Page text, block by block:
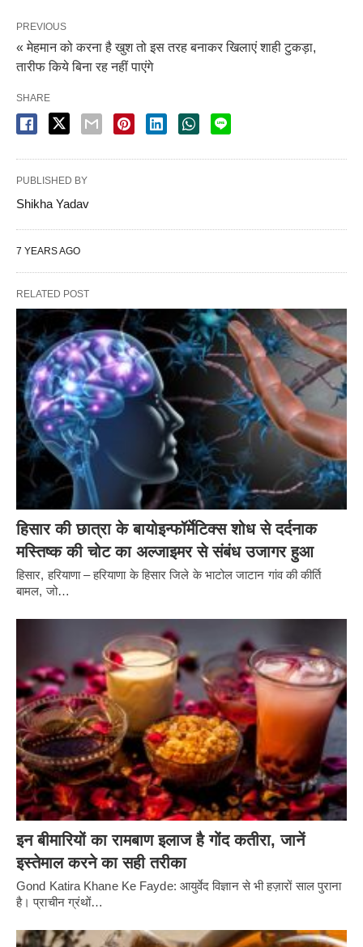
PREVIOUS
« मेहमान को करना है खुश तो इस तरह बनाकर खिलाएं शाही टुकड़ा,
तारीफ किये बिना रह नहीं पाएंगे
SHARE
PUBLISHED BY
Shikha Yadav
7 YEARS AGO
RELATED POST
हिसार की छात्रा के बायोइन्फॉर्मेटिक्स शोध से दर्दनाक
मस्तिष्क की चोट का अल्जाइमर से संबंध उजागर हुआ
हिसार, हरियाणा – हरियाणा के हिसार जिले के भाटोल जाटान गांव की कीर्ति
बामल, जो…
इन बीमारियों का रामबाण इलाज है गोंद कतीरा, जानें
इस्तेमाल करने का सही तरीका
Gond Katira Khane Ke Fayde: आयुर्वेद विज्ञान से भी हज़ारों साल पुराना
है। प्राचीन ग्रंथों…